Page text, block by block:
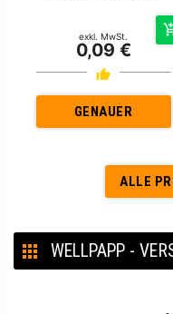
exkl. MwSt.
0,09 €
GENAUER
ALLE
WELLPAPP -